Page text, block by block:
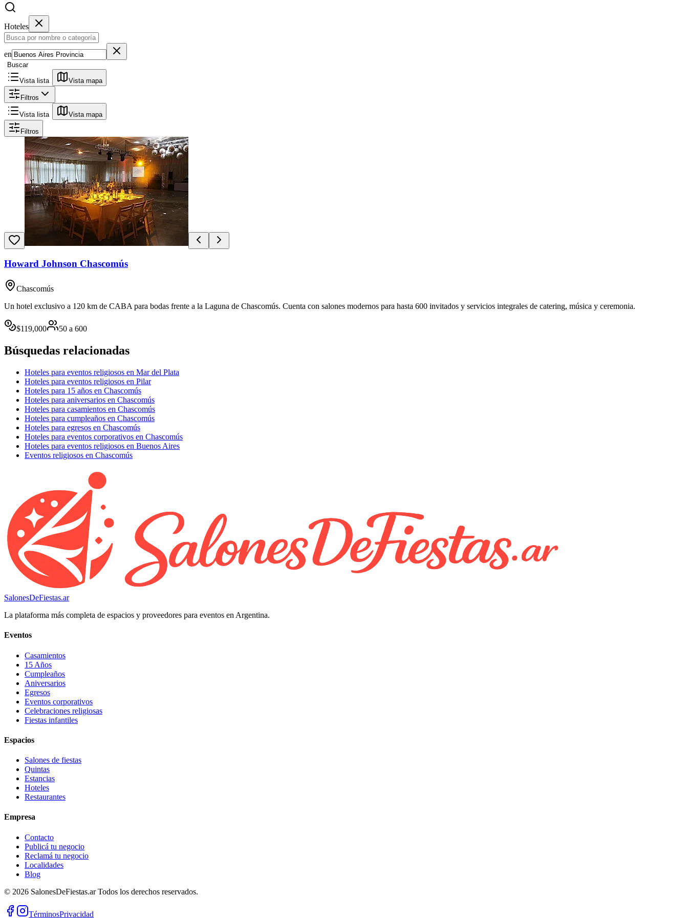
Hoteles
en
Buscar
Vista lista Vista mapa
Filtros
Vista lista Vista mapa
Filtros
Howard Johnson Chascomús
Chascomús
Un hotel exclusivo a 120 km de CABA para bodas frente a la Laguna de Chascomús. Cuenta con salones modernos para hasta 600 invitados y servicios integrales de catering, música y ceremonia.
$119,000 50 a 600
Búsquedas relacionadas
Hoteles para eventos religiosos en Mar del Plata
Hoteles para eventos religiosos en Pilar
Hoteles para 15 años en Chascomús
Hoteles para aniversarios en Chascomús
Hoteles para casamientos en Chascomús
Hoteles para cumpleaños en Chascomús
Hoteles para egresos en Chascomús
Hoteles para eventos corporativos en Chascomús
Hoteles para eventos religiosos en Buenos Aires
Eventos religiosos en Chascomús
SalonesDeFiestas.ar
La plataforma más completa de espacios y proveedores para eventos en Argentina.
Eventos
Casamientos
15 Años
Cumpleaños
Aniversarios
Egresos
Eventos corporativos
Celebraciones religiosas
Fiestas infantiles
Espacios
Salones de fiestas
Quintas
Estancias
Hoteles
Restaurantes
Empresa
Contacto
Publicá tu negocio
Reclamá tu negocio
Localidades
Blog
© 2026 SalonesDeFiestas.arTodos los derechos reservados.
TérminosPrivacidad